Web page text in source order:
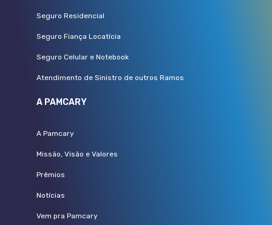
Seguro Residencial
Seguro Fiança Locatícia
Seguro Celular e Notebook
Atendimento de Sinistro de outros Ramos
A PAMCARY
A Pamcary
Missão, Visão e Valores
Prêmios
Notícias
Vem pra Pamcary